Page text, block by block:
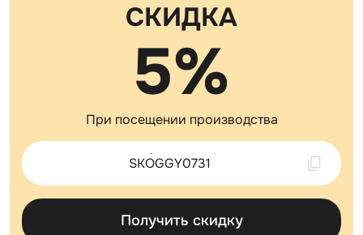
СКИДКА
5%
При посещении производства
Скопировано !
Получить скидку